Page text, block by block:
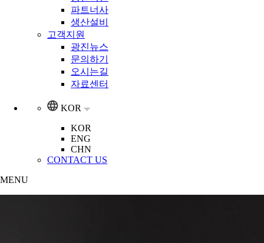
파트너사
생산설비
고객지원
광진뉴스
문의하기
오시는길
자료센터
KOR
KOR
ENG
CHN
CONTACT US
MENU